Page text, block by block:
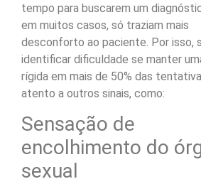
tempo para buscarem um
em muitos casos, só traziam mais
desconforto ao paciente. Por isso,
identificar dificuldade se manter
rígida em mais de 50% das
atento a outros sinais, como:
Sensação de
encolhimento do
sexual